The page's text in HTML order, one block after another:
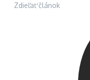
Zdieľať článok